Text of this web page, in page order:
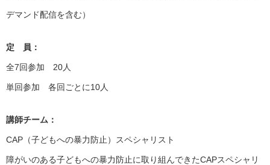
デマンド配信を含む）
定 員：
全7回参加 20人
単回参加 各回ごとに10人
講師チーム：
CAP（子どもへの暴力防止）スペシャリスト
障がいのある子どもへの暴力防止に取り組んできたCAPスペシャリ